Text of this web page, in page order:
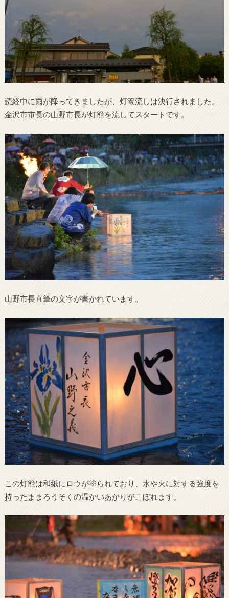
読経中に雨が降ってきましたが、灯篭流しは決行されました。
金沢市市長の山野市長が灯籠を流してスタートです。
山野市長直筆の文字が書かれています。
この灯籠は和紙にロウが塗られており、水や火に対する強度を
持ったままろうそくの温かいあかりがこぼれます。